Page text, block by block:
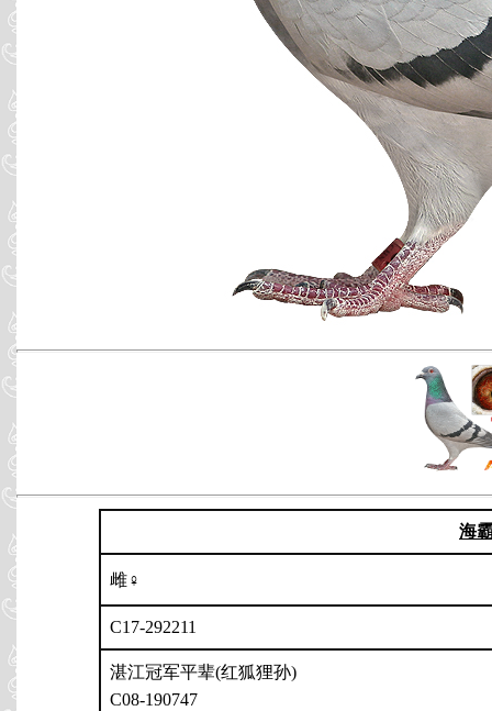
海
雌♀
C17-292211
湛江冠军平辈(红狐狸孙)
C08-190747